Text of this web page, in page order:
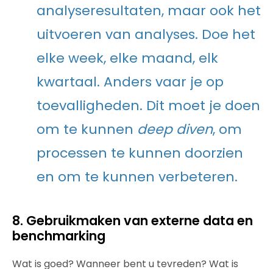
analyseresultaten, maar ook het
uitvoeren van analyses. Doe het
elke week, elke maand, elk
kwartaal. Anders vaar je op
toevalligheden. Dit moet je doen
om te kunnen deep diven, om
processen te kunnen doorzien
en om te kunnen verbeteren.
8. Gebruikmaken van externe data en
benchmarking
Wat is goed? Wanneer bent u tevreden? Wat is